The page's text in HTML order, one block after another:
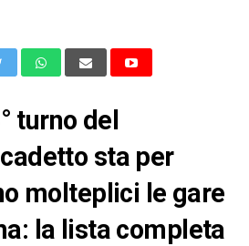
turno del
sta per
molteplici le gare
la lista completa